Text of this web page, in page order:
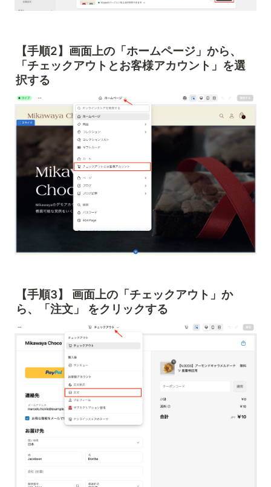
【手順2】画面上の「ホームページ」から、
「チェックアウトとお客様アカウント」 を選
択する
【手順3】 画面上の「チェックアウト」か
ら、
「注文」 をクリックする